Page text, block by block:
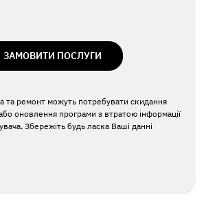
ЗАМОВИТИ ПОСЛУГИ
та ремонт можуть потребувати скидання
оновлення програми з втратою інформації
Збережіть будь ласка Ваші данні